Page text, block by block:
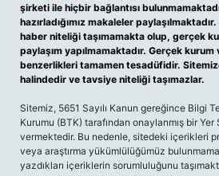
şirketi ile hiçbir bağlantısı
hazırladığımız makaleler
haber niteliği taşımamakta olup, gerçek
paylaşım yapılmamaktadır. Gerçek
benzerlikleri tamamen tesadüfidir.
halindedir ve tavsiye niteliği taşımazlar.
Sitemiz, 5651 Sayılı Kanun gereğince Bilgi
Kurumu (BTK) tarafından onaylanmış bir
vermektedir. Bu nedenle, sitedeki içerikleri
veya araştırma yükümlülüğümüz
yazdıkları içeriklerin sorumluluğunu